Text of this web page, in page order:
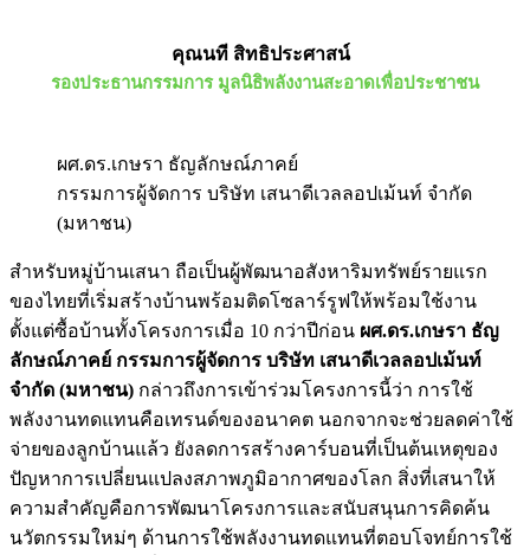
คุณนที สิทธิประศาสน์
รองประธานกรรมการ มูลนิธิพลังงานสะอาดเพื่อประชาชน
ผศ.ดร.เกษรา ธัญลักษณ์ภาคย์
กรรมการผู้จัดการ บริษัท เสนาดีเวลลอปเม้นท์ จำกัด
(มหาชน)
สำหรับหมู่บ้านเสนา ถือเป็นผู้พัฒนาอสังหาริมทรัพย์รายแรก
ของไทยที่เริ่มสร้างบ้านพร้อมติดโซลาร์รูฟให้พร้อมใช้งาน
ตั้งแต่ซื้อบ้านทั้งโครงการเมื่อ 10 กว่าปีก่อน ผศ.ดร.เกษรา ธัญ
ลักษณ์ภาคย์ กรรมการผู้จัดการ บริษัท เสนาดีเวลลอปเม้นท์
จำกัด (มหาชน) กล่าวถึงการเข้าร่วมโครงการนี้ว่า การใช้
พลังงานทดแทนคือเทรนด์ของอนาคต นอกจากจะช่วยลดค่าใช้
จ่ายของลูกบ้านแล้ว ยังลดการสร้างคาร์บอนที่เป็นต้นเหตุของ
ปัญหาการเปลี่ยนแปลงสภาพภูมิอากาศของโลก สิ่งที่เสนาให้
ความสำคัญคือการพัฒนาโครงการและสนับสนุนการคิดค้น
นวัตกรรมใหม่ๆ ด้านการใช้พลังงานทดแทนที่ตอบโจทย์การใช้